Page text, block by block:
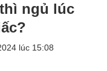
ngủ lúc
lúc 15:08